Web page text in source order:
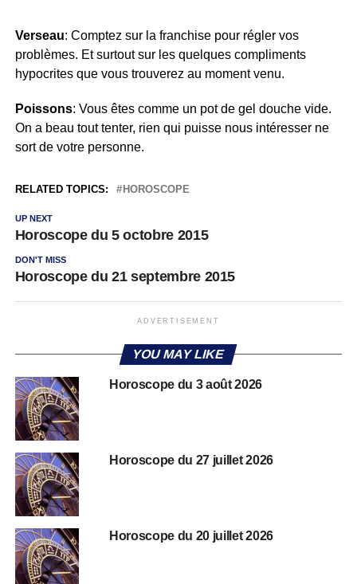
Verseau: Comptez sur la franchise pour régler vos
problèmes. Et surtout sur les quelques compliments
hypocrites que vous trouverez au moment venu.
Poissons: Vous êtes comme un pot de gel douche vide.
On a beau tout tenter, rien qui puisse nous intéresser ne
sort de votre personne.
RELATED TOPICS: HOROSCOPE
UP NEXT
Horoscope du 5 octobre 2015
DON'T MISS
Horoscope du 21 septembre 2015
ADVERTISEMENT
YOU MAY LIKE
Horoscope du 3 août 2026
Horoscope du 27 juillet 2026
Horoscope du 20 juillet 2026